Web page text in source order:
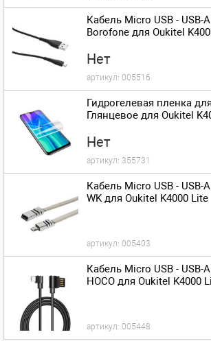
Кабель Micro USB - USB-
Borofone для Oukitel
Нет
артикул: 005516
Гидрогелевая пленка
Глянцевое для Oukitel
Нет
артикул: 355731
Кабель Micro USB - USB-
WK для Oukitel K4000 Lite
артикул: 005403
Кабель Micro USB - USB-
HOCO для Oukitel K4000
артикул: 005448